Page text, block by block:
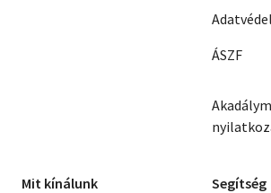
ÁSZF
Mit kínálunk Segítség